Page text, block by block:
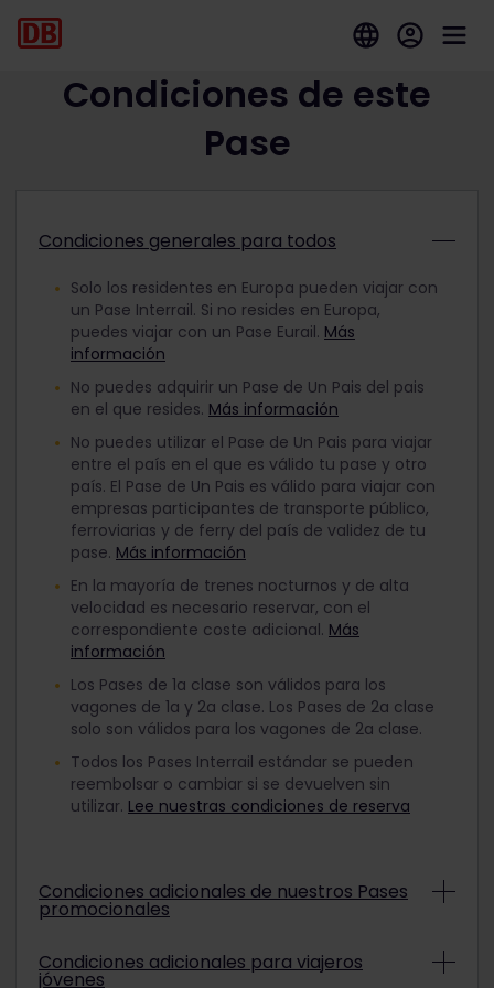
Condiciones de este
Pase
Condiciones generales para todos
Solo los residentes en Europa pueden viajar con
un Pase Interrail. Si no resides en Europa,
puedes viajar con un Pase Eurail. Más
información
No puedes adquirir un Pase de Un Pais del pais
en el que resides. Más información
No puedes utilizar el Pase de Un Pais para viajar
entre el país en el que es válido tu pase y otro
país. El Pase de Un Pais es válido para viajar con
empresas participantes de transporte público,
ferroviarias y de ferry del país de validez de tu
pase. Más información
En la mayoría de trenes nocturnos y de alta
velocidad es necesario reservar, con el
correspondiente coste adicional. Más
información
Los Pases de 1a clase son válidos para los
vagones de 1a y 2a clase. Los Pases de 2a clase
solo son válidos para los vagones de 2a clase.
Todos los Pases Interrail estándar se pueden
reembolsar o cambiar si se devuelven sin
utilizar. Lee nuestras condiciones de reserva
Condiciones adicionales de nuestros Pases
promocionales
posible que los Pases Interrail promocionales no
Condiciones adicionales para viajeros
jóvenes